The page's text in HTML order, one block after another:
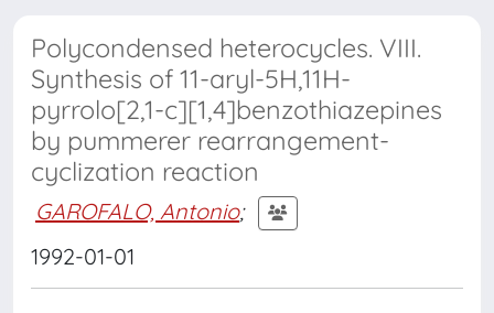
Polycondensed heterocycles. VIII.
Synthesis of 11-aryl-5H,11H-
pyrrolo[2,1-c][1,4]benzothiazepines
by pummerer rearrangement-
cyclization reaction
GAROFALO, Antonio;
1992-01-01